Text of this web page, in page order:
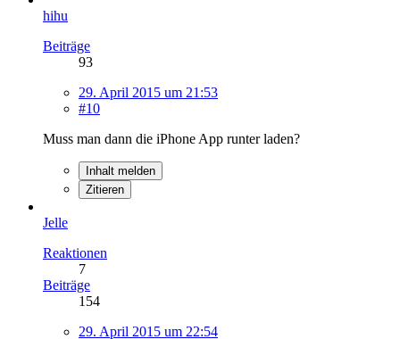
hihu
Beiträge
93
29. April 2015 um 21:53
#10
Muss man dann die iPhone App runter laden?
Inhalt melden
Zitieren
Jelle
Reaktionen
7
Beiträge
154
29. April 2015 um 22:54